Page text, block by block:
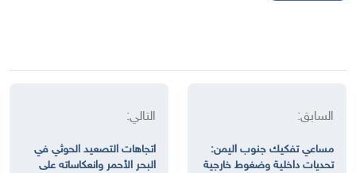
السابق:
مساعي تفكيك جنوب اليمن:
تحديات داخلية وضغوط خارجية
التالي:
اتجاهات التصعيد الحوثي في
البحر الأحمر وانعكاساته على